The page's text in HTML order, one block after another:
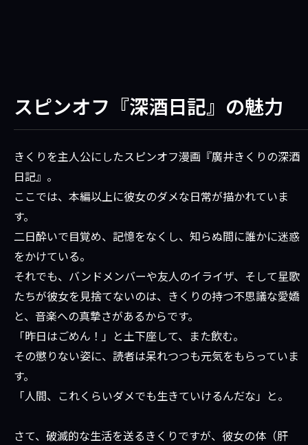
スピンオフ『深酒日記』の魅力
きくりを主人公にしたスピンオフ漫画『廣井きくりの深酒
日記』。
ここでは、本編以上に彼女のダメな日常が描かれていま
す。
二日酔いで目覚め、記憶をなくし、知らぬ間に誰かに迷惑
をかけている。
それでも、バンドメンバーや友人のイライザ、そして星歌
たちが彼女を見捨てないのは、きくりの持つ不思議な愛嬌
と、音楽への真摯さがあるからです。
「昨日はごめん！」と土下座して、また飲む。
その懲りない姿に、読者は呆れつつも元気をもらっていま
す。
「人間、これくらいダメでも生きていけるんだな」と。
さて、破滅的な生活を送るきくりですが、彼女の体（肝